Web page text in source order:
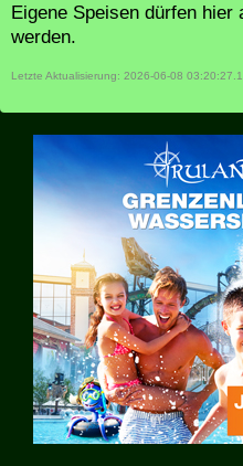
Eigene Speisen dürfen
werden.
Letzte Aktualisierung: 2026-06-08